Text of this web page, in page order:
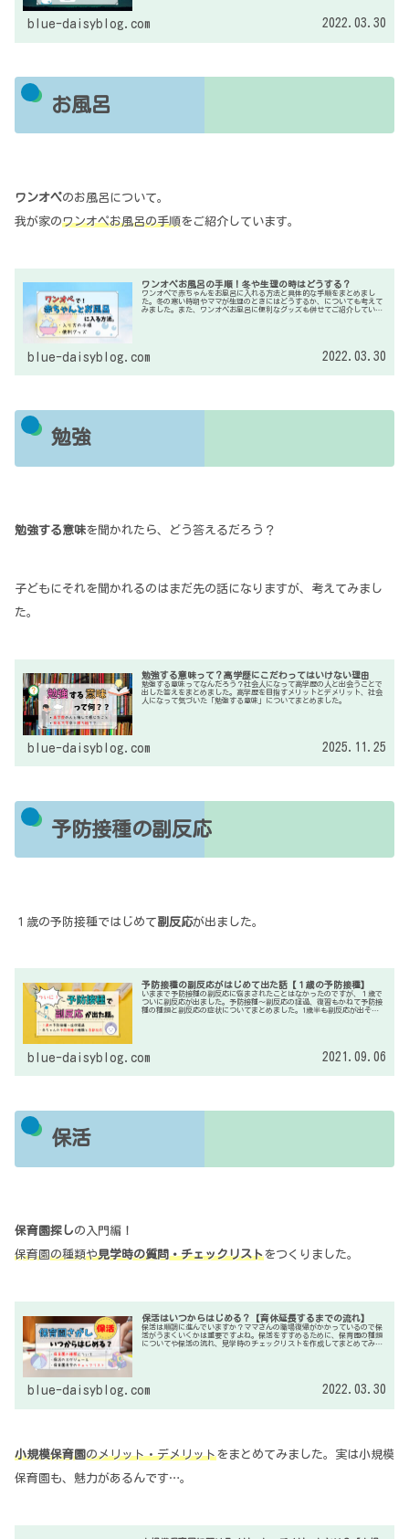
blue-daisyblog.com 2022.03.30
お風呂
ワンオペのお風呂について。
我が家のワンオペお風呂の手順をご紹介しています。
ワンオペお風呂の手順！冬や生理の時はどうする？
ワンオペで赤ちゃんをお風呂に入れる方法と具体的な手順をまとめまし
た。冬の寒い時期やママが生理のときにはどうするか、についても考えて
みました。また、ワンオペお風呂に便利なグッズも併せてご紹介していま
blue-daisyblog.com 2022.03.30
勉強
勉強する意味を聞かれたら、どう答えるだろう？
子どもにそれを聞かれるのはまだ先の話になりますが、考えてみまし
た。
勉強する意味って？高学歴にこだわってはいけない理由
勉強する意味ってなんだろう？社会人になって高学歴の人と出会うことで
出した答えをまとめました。高学歴を目指すメリットとデメリット、社会
人になって気づいた「勉強する意味」についてまとめました。
blue-daisyblog.com 2025.11.25
予防接種の副反応
１歳の予防接種ではじめて副反応が出ました。
予防接種の副反応がはじめて出た話【１歳の予防接種】
いままで予防接種の副反応に悩まされたことはなかったのですが、１歳で
ついに副反応が出ました。予防接種～副反応の経過、復習もかねて予防接
種の種類と副反応の症状についてまとめました。1歳半も副反応が出そう
blue-daisyblog.com 2021.09.06
保活
保育園探しの入門編！
保育園の種類や見学時の質問・チェックリストをつくりました。
保活はいつからはじめる？【育休延長するまでの流れ】
保活は順調に進んでいますか？ママさんの職場復帰がかかっているので保
活がうまくいくかは重要ですよね。保活をすすめるために、保育園の種類
についてや保活の流れ、見学時のチェックリストを作成してまとめてみま
blue-daisyblog.com 2022.03.30
小規模保育園のメリット・デメリットをまとめてみました。実は小規模
保育園も、魅力があるんです…。